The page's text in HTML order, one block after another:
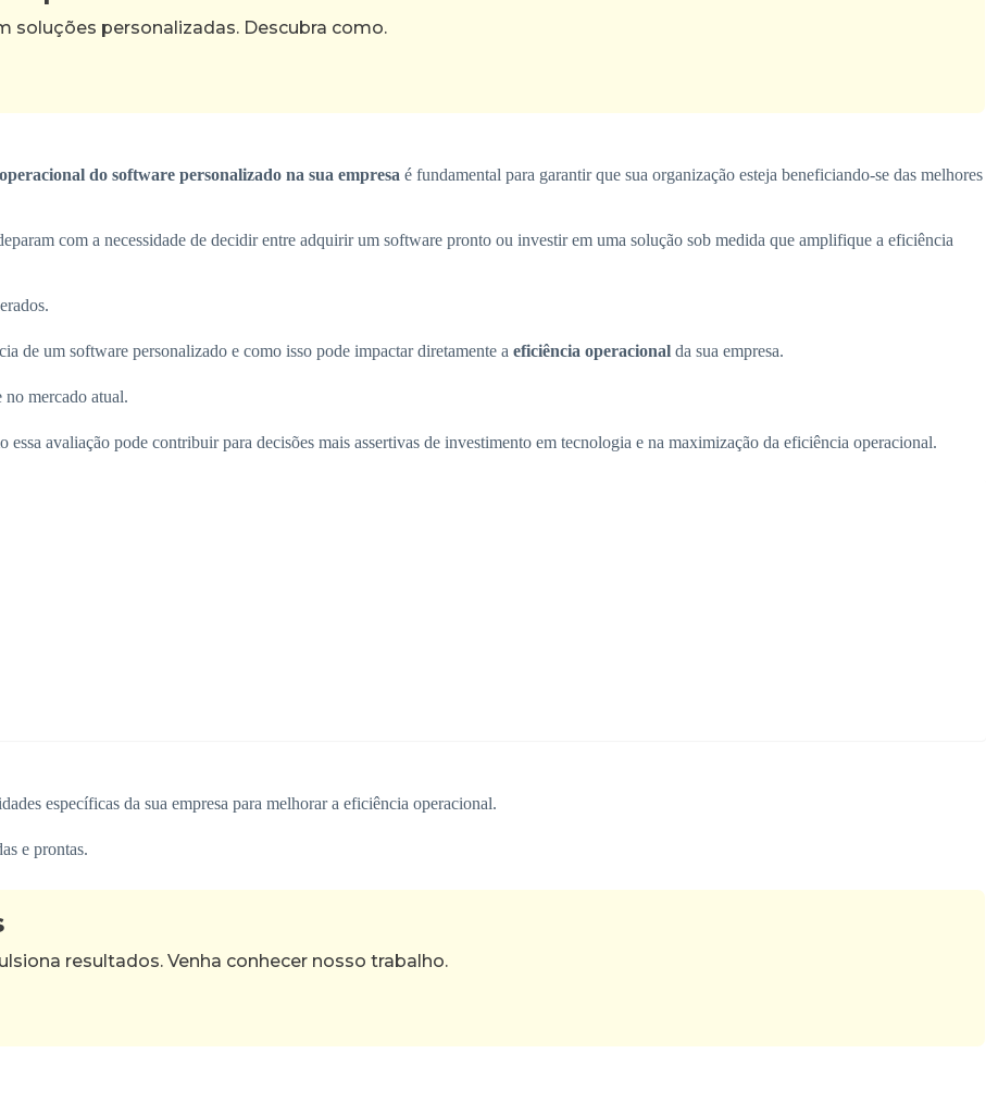
soluções personalizadas. Descubra como.
do software personalizado na sua empresa é fundamental para garantir que sua organização esteja beneficiando-se das melhores
com a necessidade de decidir entre adquirir um software pronto ou investir em uma solução sob medida que amplifique a eficiência
de um software personalizado e como isso pode impactar diretamente a eficiência operacional da sua empresa.
mercado atual.
essa avaliação pode contribuir para decisões mais assertivas de investimento em tecnologia e na maximização da eficiência operacional.
específicas da sua empresa para melhorar a eficiência operacional.
e prontas.
resultados. Venha conhecer nosso trabalho.